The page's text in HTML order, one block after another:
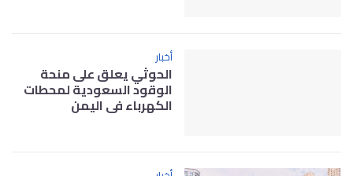
أخبار
الحوثي يعلق على منحة
الوقود السعودية لمحطات
الكهرباء في اليمن